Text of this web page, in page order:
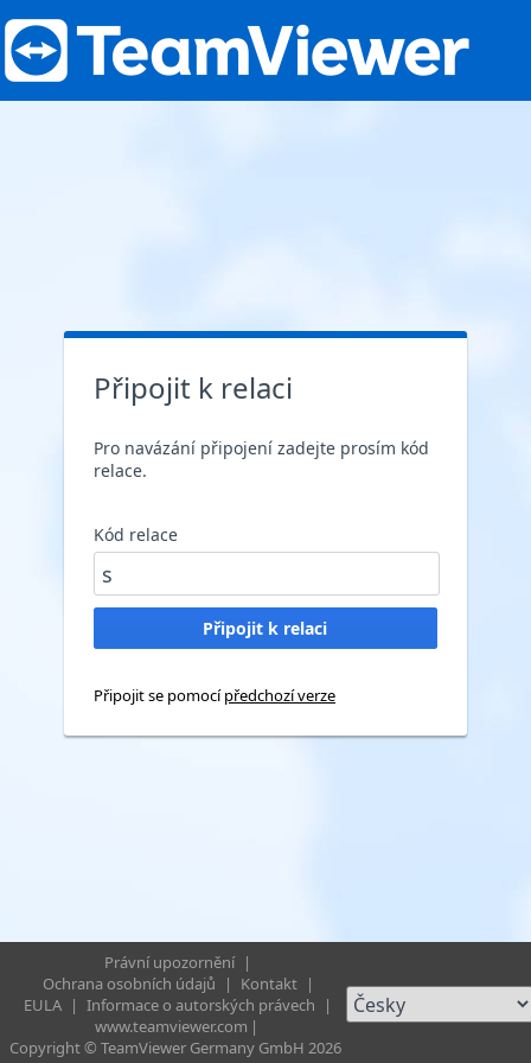
Připojit k relaci
Pro navázání připojení zadejte prosím kód
relace.
Kód relace
Připojit se pomocípředchozí verze
Právní upozornění |
Ochrana osobních údajů
| Kontakt |
EULA | Informace o autorských právech
|
www.teamviewer.com |
Copyright © TeamViewer Germany GmbH 2026